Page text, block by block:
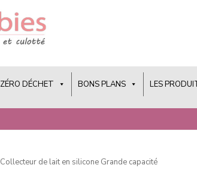
ZÉRO DÉCHET BONS PLANS LES
Collecteur de lait en silicone Grande capacité